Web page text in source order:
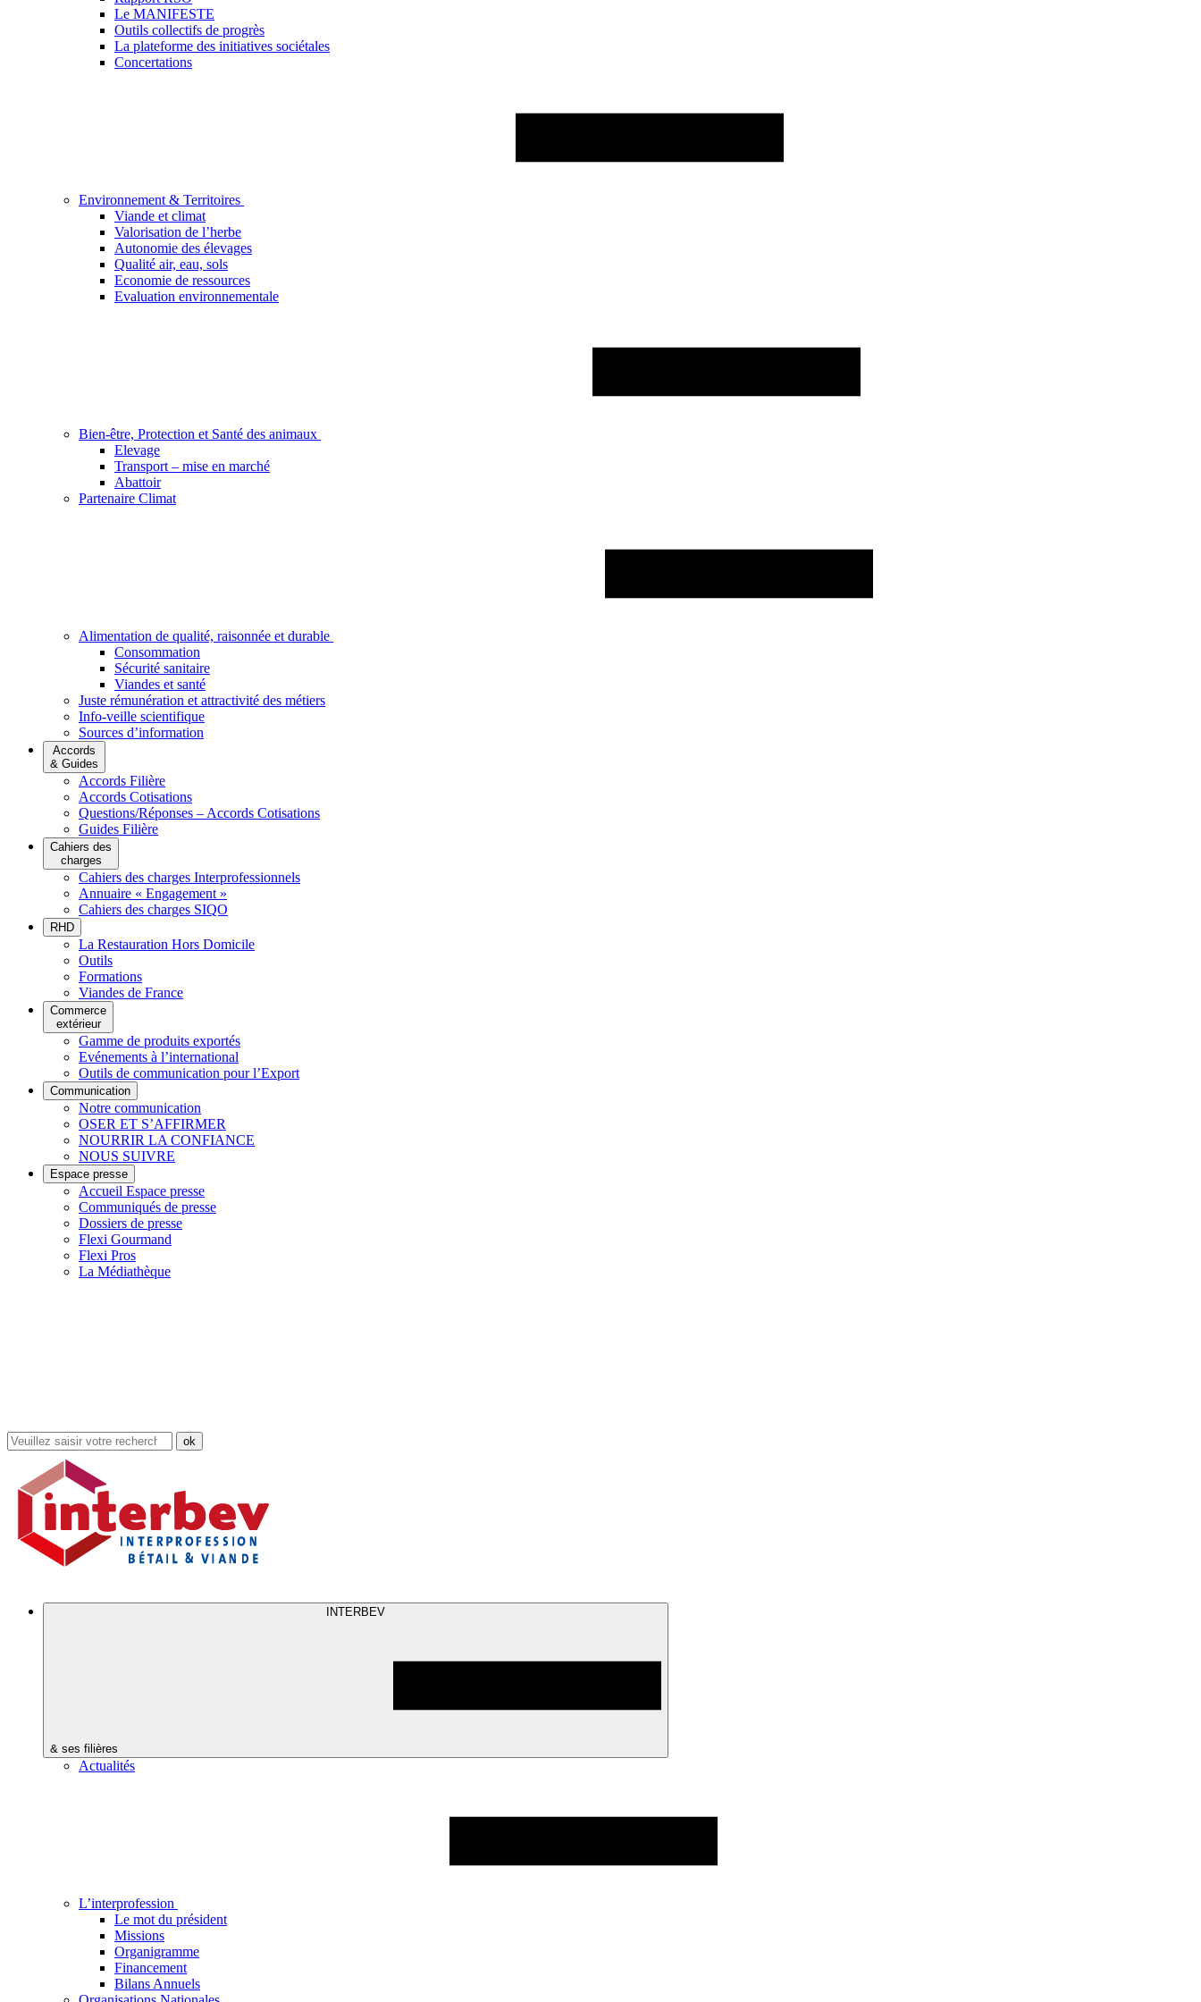
Le MANIFESTE
Outils collectifs de progrès
La plateforme des initiatives sociétales
Concertations
Environnement & Territoires
Viande et climat
Valorisation de l’herbe
Autonomie des élevages
Qualité air, eau, sols
Economie de ressources
Evaluation environnementale
Bien-être, Protection et Santé des animaux
Elevage
Transport – mise en marché
Abattoir
Partenaire Climat
Alimentation de qualité, raisonnée et durable
Consommation
Sécurité sanitaire
Viandes et santé
Juste rémunération et attractivité des métiers
Info-veille scientifique
Sources d’information
Accords
& Guides
Accords Filière
Accords Cotisations
Questions/Réponses – Accords Cotisations
Guides Filière
Cahiers des
charges
Cahiers des charges Interprofessionnels
Annuaire « Engagement »
Cahiers des charges SIQO
RHD
La Restauration Hors Domicile
Outils
Formations
Viandes de France
Commerce
extérieur
Gamme de produits exportés
Evénements à l’international
Outils de communication pour l’Export
Communication
Notre communication
OSER ET S’AFFIRMER
NOURRIR LA CONFIANCE
NOUS SUIVRE
Espace presse
Accueil Espace presse
Communiqués de presse
Dossiers de presse
Flexi Gourmand
Flexi Pros
La Médiathèque
Rechercher
dans
site
INTERBEV
& ses filières
Actualités
L’interprofession
Le mot du président
Missions
Organigramme
Financement
Bilans Annuels